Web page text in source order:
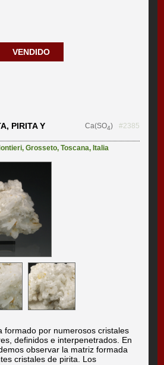
VENDIDO
PIRITA Y
Ca(SO4) #2385
,Grosseto,Toscana, Italia
formado por numerosos cristales
definidos e interpenetrados. En
observar la matriz formada
cristales de pirita. Los